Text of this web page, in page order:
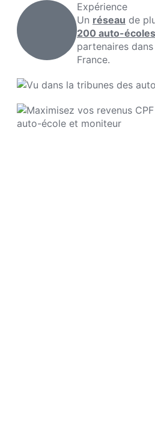
Expérience
Un réseau de
200 auto-écoles
partenaires
France.